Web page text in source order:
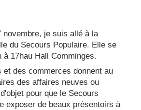
novembre, je suis allé à la
du Secours Populaire. Elle se
à 17hau Hall Comminges.
et des commerces donnent au
des affaires neuves ou
pour que le Secours
exposer de beaux présentoirs à